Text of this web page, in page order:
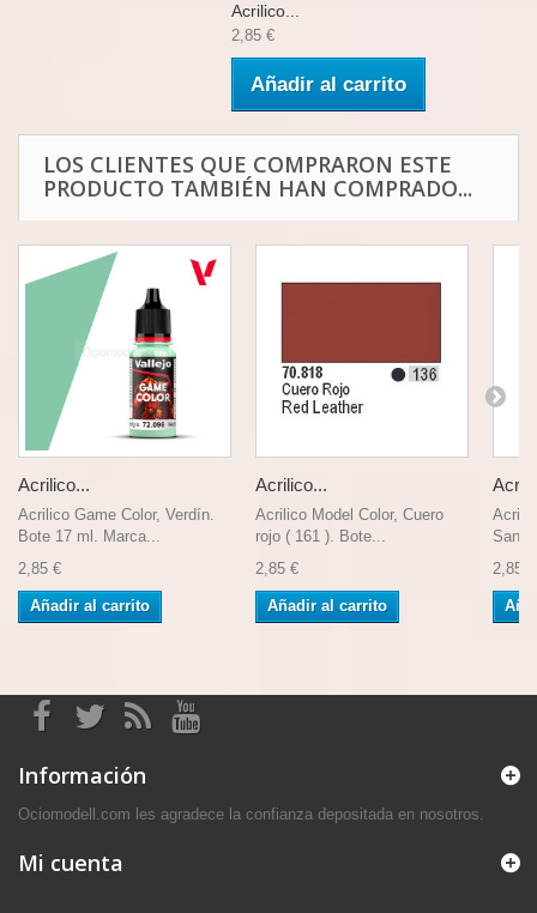
Acrilico...
2,85 €
Añadir al carrito
LOS CLIENTES QUE COMPRARON ESTE
PRODUCTO TAMBIÉN HAN COMPRADO...
Acrilico...
Acrilico Game Color, Verdín.
Bote 17 ml. Marca...
2,85 €
Añadir al carrito
Acrilico...
Acrilico Model Color, Cuero
rojo ( 161 ). Bote...
2,85 €
Añadir al carrito
2,85 €
Información
Ociomodell.com les agradece la confianza depositada en nosotros.
Mi cuenta